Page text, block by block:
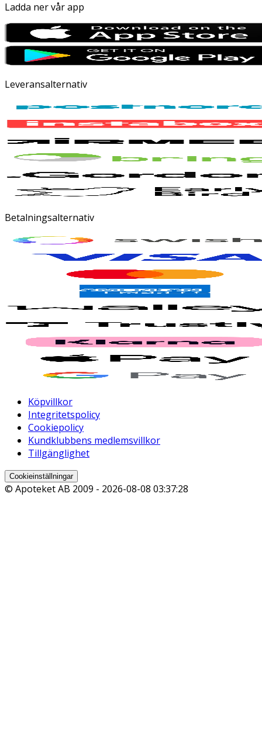
Ladda ner vår app
Leveransalternativ
Betalningsalternativ
Köpvillkor
Integritetspolicy
Cookiepolicy
Kundklubbens medlemsvillkor
Tillgänglighet
Cookieinställningar
© Apoteket AB 2009 - 2026-08-08 03:37:28